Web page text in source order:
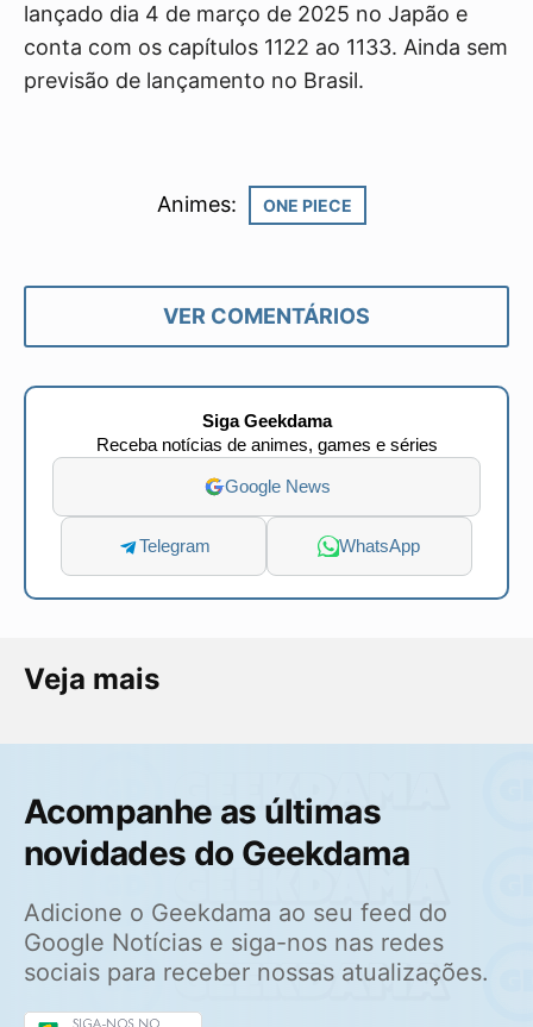
lançado dia 4 de março de 2025 no Japão e
conta com os capítulos 1122 ao 1133. Ainda sem
previsão de lançamento no Brasil.
Animes: ONE PIECE
VER COMENTÁRIOS
Siga Geekdama
Receba notícias de animes, games e séries
Google News
Telegram WhatsApp
Veja mais
Acompanhe as últimas
novidades do Geekdama
Adicione o Geekdama ao seu feed do
Google Notícias e siga-nos nas redes
sociais para receber nossas atualizações.